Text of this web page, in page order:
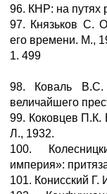
96. КНР: на путях
97. Князьков С.
его времени. М.,
1. 499
98. Коваль B.C.
величайшего
99. Коковцев П.К.
Л., 1932.
100.
империя»:
101. Конисский Г.